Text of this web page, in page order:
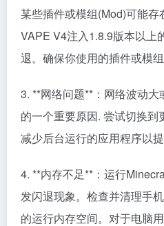
某些插件或模组(Mod)可能存
VAPE V4注入1.8.9版本以上
退。确保你使用的插件或模
3. **网络问题**：网络波动
的一个重要原因. 尝试切换
减少后台运行的应用程序以提
4. **内存不足**：运行
发闪退现象。检查并清理手
的运行内存空间。对于电脑